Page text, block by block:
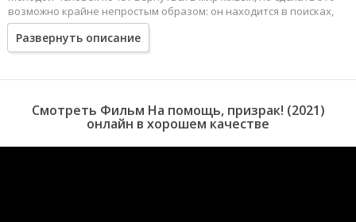
возможно крайне непростым образом: он находится в поисках,
помогая всем призракам, которые нуждаются в его поддержке.
Мутита же становится тем самым проводником, который должен
помочь уже ему самому.
Развернуть описание
Смотреть Фильм На помощь, призрак! (2021)
онлайн в хорошем качестве